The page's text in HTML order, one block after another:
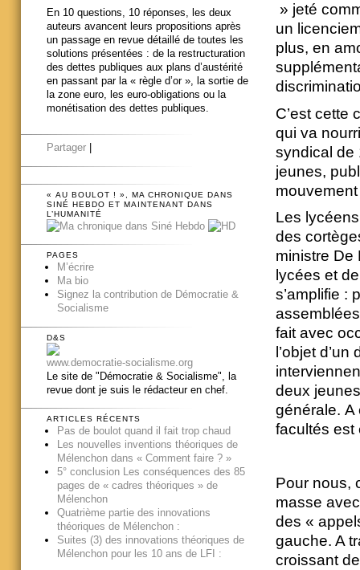
» jeté
un
plus, en
C’est cette
qui va
syndical de
jeunes,
Les
des
ministre De
lycées et
s’amplifie :
fait avec
l’objet
deux
générale. A
facultés est
Pour nous,
masse
des «
gauche. A
croissant
En 10 questions, 10 réponses, les deux
auteurs avancent leurs propositions après
un passage en revue détaillé de toutes les
solutions présentées : de la restructuration
des dettes publiques aux plans d’austérité
en passant par la « règle d’or », la sortie de
la zone euro, les euro-obligations ou la
monétisation des dettes publiques.
Partager
« AU BOULOT ! », MA CHRONIQUE DANS
SINÉ HEBDO ET MAINTENANT DANS
L’HUMANITÉ
PAGES
M’écrire
Ma bio
Signez la contribution de Démocratie &
Socialisme
D&S
www.democratie-socialisme.org
Le site de "Démocratie & Socialisme", la
revue dont je suis le rédacteur en chef.
ARTICLES RÉCENTS
Pas de boulot quand il fait trop chaud
Les nouvelles inventions théoriques de
Mélenchon dans « Comment faire ? »
5° conclusion Les conséquences des 85
pages de « cadres théoriques » de
Mélenchon
Quatrième partie des innovations
théoriques de Mélenchon :
Suites (3) des innovations théoriques de
Mélenchon pour les 10 ans de LFI :